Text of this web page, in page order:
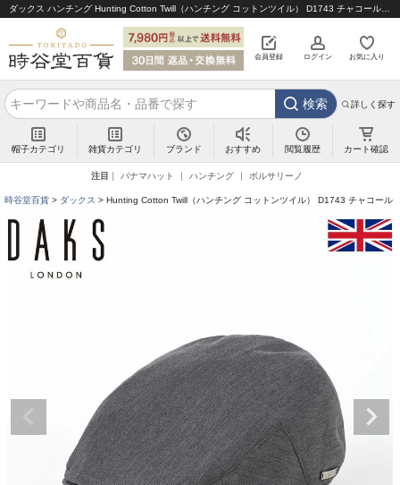
会員登録 ログイン お気に入り
検索 詳しく探す
帽子カテゴリ 雑貨カテゴリ ブランド おすすめ 閲覧履歴 カート確認
注目 パナマハット ハンチング ボルサリーノ
時谷堂百貨 ダックス Hunting Cotton Twill（ハンチング コットンツイル） D1743 チャコール